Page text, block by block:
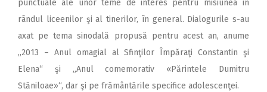
punctuale ale unor teme de interes pentru misiunea în
rândul liceenilor şi al tinerilor, în general. Dialogurile s-au
axat pe tema sinodală propusă pentru acest an, anume
„2013 – Anul omagial al Sfinţilor Împăraţi Constantin şi
Elena“ şi „Anul comemorativ «Părintele Dumitru
Stăniloae»“, dar şi pe frământările specifice adolescenţei.